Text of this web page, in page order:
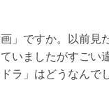
」ですか。以前見
いましたがすごい
ラ」はどうなんで